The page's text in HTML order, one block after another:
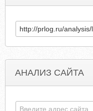
АНАЛИЗ САЙТА